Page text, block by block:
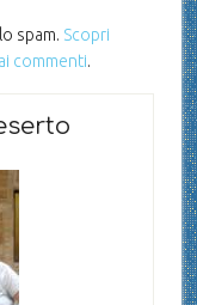
spam. Scopri
commenti.